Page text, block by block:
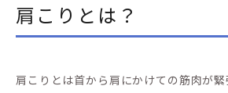
肩こりとは？
肩こりとは首から肩にかけての筋肉が